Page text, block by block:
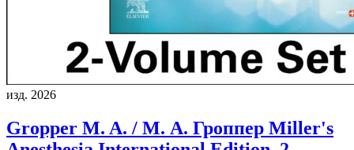
изд. 2026
Gropper M. A. / М. А. Гроппер Miller's